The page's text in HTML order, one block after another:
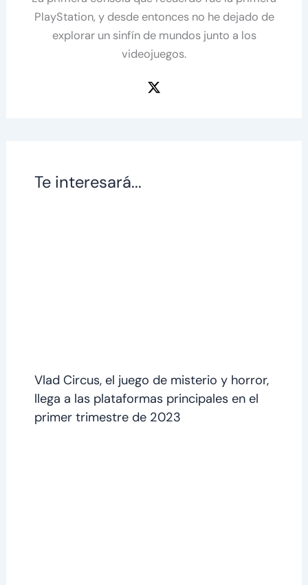
PlayStation, y desde entonces no he dejado de
explorar un sinfín de mundos junto a los
videojuegos.
Te interesará...
Vlad Circus, el juego de misterio y horror,
llega a las plataformas principales en el
primer trimestre de 2023